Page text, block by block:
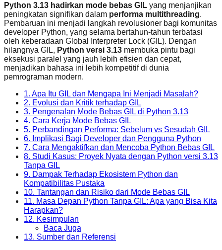
Python 3.13 hadirkan mode bebas GIL yang menjanjikan
peningkatan signifikan dalam performa multithreading.
Pembaruan ini menjadi langkah revolusioner bagi komunitas
developer Python, yang selama bertahun-tahun terbatasi
oleh keberadaan Global Interpreter Lock (GIL). Dengan
hilangnya GIL, Python versi 3.13 membuka pintu bagi
eksekusi paralel yang jauh lebih efisien dan cepat,
menjadikan bahasa ini lebih kompetitif di dunia
pemrograman modern.
1. Apa Itu GIL dan Mengapa Ini Menjadi Masalah?
2. Evolusi dan Kritik terhadap GIL
3. Pengenalan Mode Bebas GIL di Python 3.13
4. Cara Kerja Mode Bebas GIL
5. Perbandingan Performa: Sebelum vs Sesudah GIL
6. Implikasi Bagi Developer dan Pengguna Python
7. Cara Mengaktifkan dan Mencoba Python Bebas GIL
8. Studi Kasus: Proyek Nyata dengan Python versi 3.13
Tanpa GIL
9. Dampak Terhadap Ekosistem Python dan
Kompatibilitas Pustaka
10. Tantangan dan Risiko dari Mode Bebas GIL
11. Masa Depan Python Tanpa GIL: Apa yang Bisa Kita
Harapkan?
12. Kesimpulan
Baca Juga
13. Sumber dan Referensi